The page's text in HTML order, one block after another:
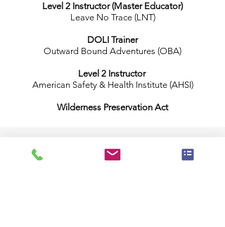
Level 2 Instructor (Master Educator)
Leave No Trace (LNT)
DOLI Trainer
Outward Bound Adventures (OBA)
Level 2 Instructor
American Safety & Health Institute (AHSI)
Wilderness Preservation Act